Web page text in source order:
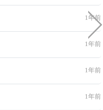
1年前
1年前
1年前
1年前